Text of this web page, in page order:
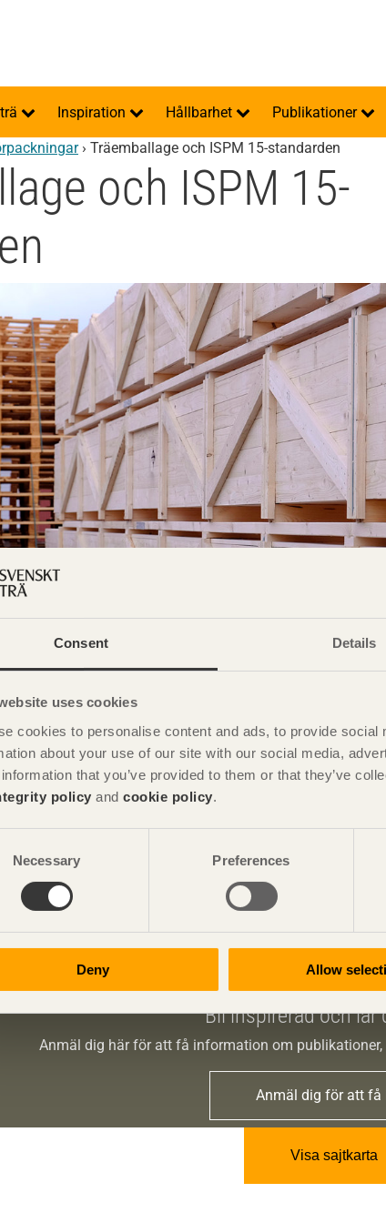
Consent Details
uses cookies
cookies to personalise content and ads, to provide
about your use of our site with our social media,
that you’ve provided to them or that they’ve
policy and cookie policy.
Necessary Preferences
Deny Allow
Inspiration Hållbarhet Publikationer
› Träemballage och ISPM 15-standarden
och ISPM 15-
används vid internationell
utanför EU måste vara märkta med ISPM 15 för
så att spridning av insekter och insektslarver förhindras.
märker sina förpackningar eftersom det kan vara svårt
om vilka regler som gäller för märkningen och hur den
Bli inspirerad och lär
Anmäl dig här för att få information om
Anmäl dig för att få
Visa sajtkarta